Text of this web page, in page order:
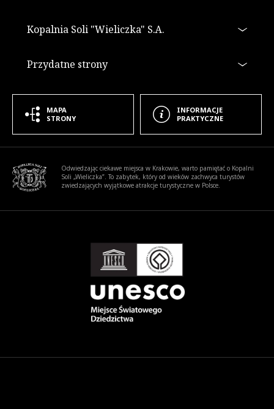
Kopalnia Soli "Wieliczka" S.A.
Przydatne strony
Odwiedzając ciekawe miejsca w Krakowie, warto pamiętać o Kopalni
Soli „Wieliczka”. To zabytek, który od wieków zachwyca turystów
zwiedzających wyjątkowe atrakcje turystyczne w Polsce.
Informacje dodatkowe
MAPA
STRONY
INFORMACJE
PRAKTYCZNE